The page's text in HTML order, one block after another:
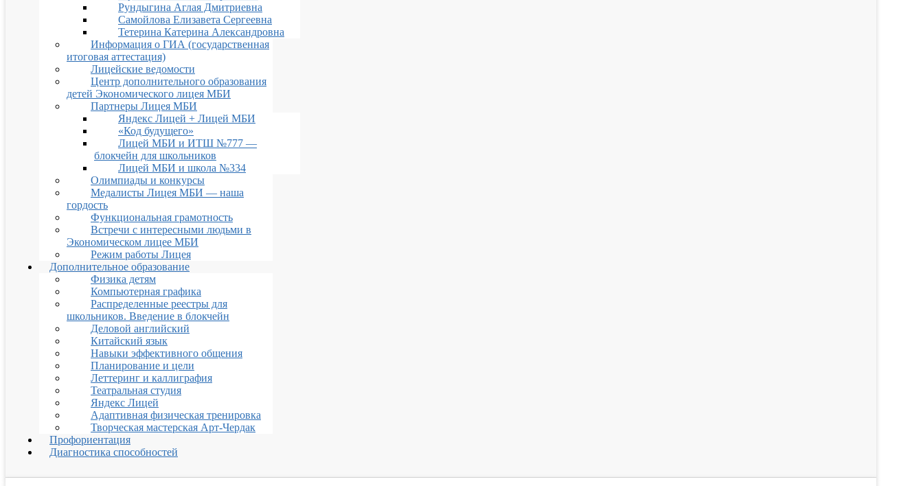
Рундыгина Аглая Дмитриевна
Самойлова Елизавета Сергеевна
Тетерина Катерина Александровна
Информация о ГИА (государственная
итоговая аттестация)
Лицейские ведомости
Центр дополнительного образования
детей Экономического лицея МБИ
Партнеры Лицея МБИ
Яндекс Лицей + Лицей МБИ
«Код будущего»
Лицей МБИ и ИТШ №777 —
блокчейн для школьников
Лицей МБИ и школа №334
Олимпиады и конкурсы
Медалисты Лицея МБИ — наша
гордость
Функциональная грамотность
Встречи с интересными людьми в
Экономическом лицее МБИ
Режим работы Лицея
Дополнительное образование
Физика детям
Компьютерная графика
Распределенные реестры для
школьников. Введение в блокчейн
Деловой английский
Китайский язык
Навыки эффективного общения
Планирование и цели
Леттеринг и каллиграфия
Театральная студия
Яндекс Лицей
Адаптивная физическая тренировка
Творческая мастерская Арт-Чердак
Профориентация
Диагностика способностей